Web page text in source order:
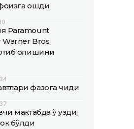
ошди
Paramount
Bros.
олишини
фазога чиқди
мактабда ўқ узди:
бўлди